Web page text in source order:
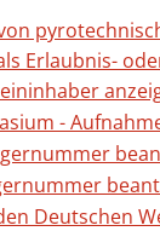
Erlaubnis-
-
Deutschen